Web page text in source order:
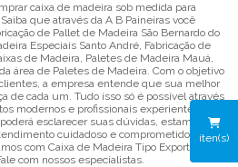
iten(s)
caixa de madeira sob medida para
que através da A B Paineiras você
de Pallet de Madeira São Bernardo do
Especiais Santo André, Fabricação de
de Madeira, Paletes de Madeira Mauá,
área de Paletes de Madeira. Com o objetivo
a empresa entende que sua melhor
de cada um. Tudo isso só é possível através
modernos e profissionais experientes. Ao
esclarecer suas dúvidas, estamos à
cuidadoso e comprometido com a
com Caixa de Madeira Tipo Exportação e
com nossos especialistas.